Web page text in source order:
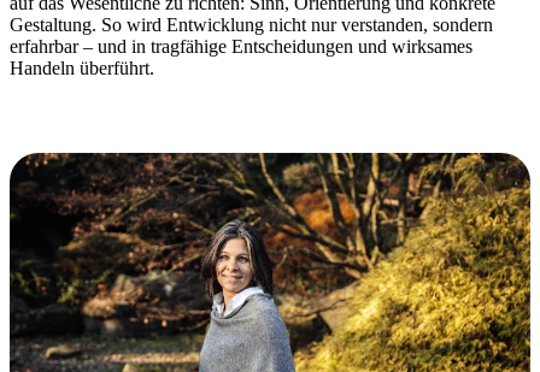
Gestaltung. So wird Entwicklung nicht nur verstanden, sondern
erfahrbar – und in tragfähige Entscheidungen und wirksames
Handeln überführt.